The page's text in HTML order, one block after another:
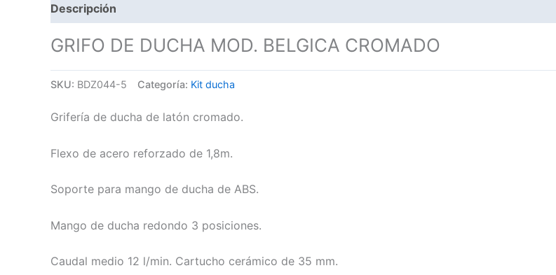
Descripción
GRIFO DE DUCHA MOD. BELGICA CROMADO
SKU: BDZ044-5 Categoría: Kit ducha
Grifería de ducha de latón cromado.
Flexo de acero reforzado de 1,8m.
Soporte para mango de ducha de ABS.
Mango de ducha redondo 3 posiciones.
Caudal medio 12 l/min. Cartucho cerámico de 35 mm.